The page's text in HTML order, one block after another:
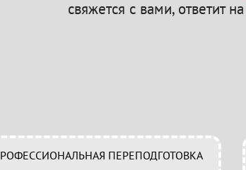
свяжется с вами, ответит
ПЕРЕПОДГОТОВКА